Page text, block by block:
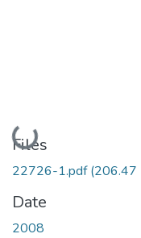
Loading...
Files
22726-1.pdf(206.47
Date
2008